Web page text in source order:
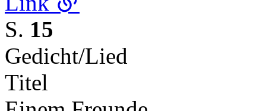
S. 15
Gedicht/Lied
Titel